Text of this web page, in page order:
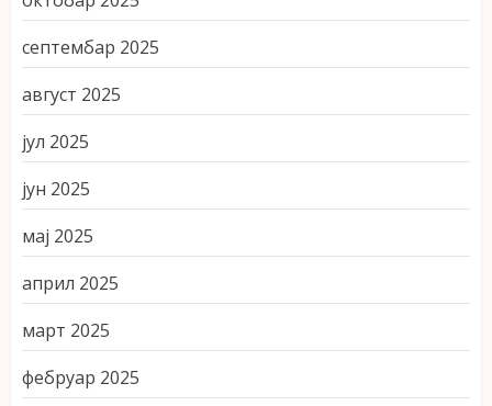
септембар 2025
август 2025
јул 2025
јун 2025
мај 2025
април 2025
март 2025
фебруар 2025